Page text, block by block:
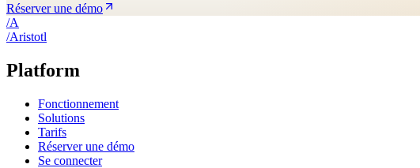
Réserver une démo
/A
/Aristotl
Platform
Fonctionnement
Solutions
Tarifs
Réserver une démo
Se connecter